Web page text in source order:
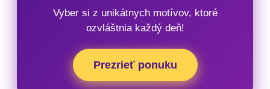
Vyber si z unikátnych motívov, ktoré
ozvláštnia každý deň!
Prezrieť ponuku